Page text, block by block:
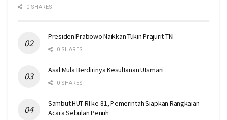
0 SHARES
Presiden Prabowo Naikkan Tukin Prajurit TNI
0 SHARES
Asal Mula Berdirinya Kesultanan Utsmani
0 SHARES
Sambut HUT RI ke-81, Pemerintah Siapkan Rangkaian
Acara Sebulan Penuh